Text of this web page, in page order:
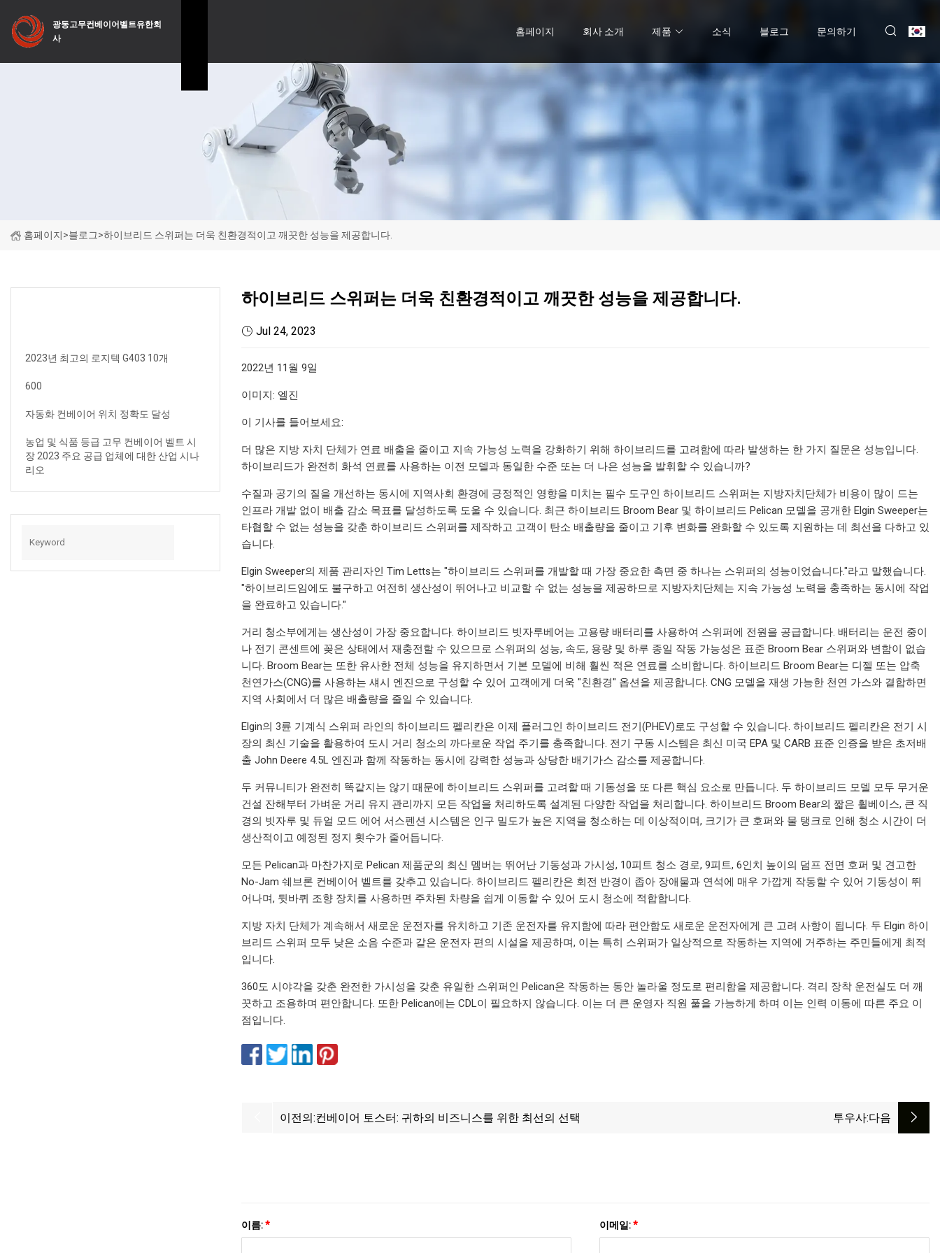
광동고무컨베이어벨트유한회
사
홈페이지 회사 소개 제품 소식 블로그 문의하기
홈페이지>블로그>하이브리드 스위퍼는 더욱 친환경적이고 깨끗한 성능을 제공합니다.
2023년 최고의 로지텍 G403 10개
600
자동화 컨베이어 위치 정확도 달성
농업 및 식품 등급 고무 컨베이어 벨트 시
장 2023 주요 공급 업체에 대한 산업 시나
리오
하이브리드 스위퍼는 더욱 친환경적이고 깨끗한 성능을 제공합니다.
Jul 24, 2023
2022년 11월 9일
이미지: 엘진
이 기사를 들어보세요:
더 많은 지방 자치 단체가 연료 배출을 줄이고 지속 가능성 노력을 강화하기 위해 하이브리드를 고려함에 따라 발생하는 한 가지 질문은 성능입니다.
하이브리드가 완전히 화석 연료를 사용하는 이전 모델과 동일한 수준 또는 더 나은 성능을 발휘할 수 있습니까?
수질과 공기의 질을 개선하는 동시에 지역사회 환경에 긍정적인 영향을 미치는 필수 도구인 하이브리드 스위퍼는 지방자치단체가 비용이 많이 드는
인프라 개발 없이 배출 감소 목표를 달성하도록 도울 수 있습니다. 최근 하이브리드 Broom Bear 및 하이브리드 Pelican 모델을 공개한 Elgin Sweeper는
타협할 수 없는 성능을 갖춘 하이브리드 스위퍼를 제작하고 고객이 탄소 배출량을 줄이고 기후 변화를 완화할 수 있도록 지원하는 데 최선을 다하고 있
습니다.
Elgin Sweeper의 제품 관리자인 Tim Letts는 "하이브리드 스위퍼를 개발할 때 가장 중요한 측면 중 하나는 스위퍼의 성능이었습니다."라고 말했습니다.
"하이브리드임에도 불구하고 여전히 생산성이 뛰어나고 비교할 수 없는 성능을 제공하므로 지방자치단체는 지속 가능성 노력을 충족하는 동시에 작업
을 완료하고 있습니다."
거리 청소부에게는 생산성이 가장 중요합니다. 하이브리드 빗자루베어는 고용량 배터리를 사용하여 스위퍼에 전원을 공급합니다. 배터리는 운전 중이
나 전기 콘센트에 꽂은 상태에서 재충전할 수 있으므로 스위퍼의 성능, 속도, 용량 및 하루 종일 작동 가능성은 표준 Broom Bear 스위퍼와 변함이 없습
니다. Broom Bear는 또한 유사한 전체 성능을 유지하면서 기본 모델에 비해 훨씬 적은 연료를 소비합니다. 하이브리드 Broom Bear는 디젤 또는 압축
천연가스(CNG)를 사용하는 섀시 엔진으로 구성할 수 있어 고객에게 더욱 "친환경" 옵션을 제공합니다. CNG 모델을 재생 가능한 천연 가스와 결합하면
지역 사회에서 더 많은 배출량을 줄일 수 있습니다.
Elgin의 3륜 기계식 스위퍼 라인의 하이브리드 펠리칸은 이제 플러그인 하이브리드 전기(PHEV)로도 구성할 수 있습니다. 하이브리드 펠리칸은 전기 시
장의 최신 기술을 활용하여 도시 거리 청소의 까다로운 작업 주기를 충족합니다. 전기 구동 시스템은 최신 미국 EPA 및 CARB 표준 인증을 받은 초저배
출 John Deere 4.5L 엔진과 함께 작동하는 동시에 강력한 성능과 상당한 배기가스 감소를 제공합니다.
두 커뮤니티가 완전히 똑같지는 않기 때문에 하이브리드 스위퍼를 고려할 때 기동성을 또 다른 핵심 요소로 만듭니다. 두 하이브리드 모델 모두 무거운
건설 잔해부터 가벼운 거리 유지 관리까지 모든 작업을 처리하도록 설계된 다양한 작업을 처리합니다. 하이브리드 Broom Bear의 짧은 휠베이스, 큰 직
경의 빗자루 및 듀얼 모드 에어 서스펜션 시스템은 인구 밀도가 높은 지역을 청소하는 데 이상적이며, 크기가 큰 호퍼와 물 탱크로 인해 청소 시간이 더
생산적이고 예정된 정지 횟수가 줄어듭니다.
모든 Pelican과 마찬가지로 Pelican 제품군의 최신 멤버는 뛰어난 기동성과 가시성, 10피트 청소 경로, 9피트, 6인치 높이의 덤프 전면 호퍼 및 견고한
No-Jam 쉐브론 컨베이어 벨트를 갖추고 있습니다. 하이브리드 펠리칸은 회전 반경이 좁아 장애물과 연석에 매우 가깝게 작동할 수 있어 기동성이 뛰
어나며, 뒷바퀴 조향 장치를 사용하면 주차된 차량을 쉽게 이동할 수 있어 도시 청소에 적합합니다.
지방 자치 단체가 계속해서 새로운 운전자를 유치하고 기존 운전자를 유지함에 따라 편안함도 새로운 운전자에게 큰 고려 사항이 됩니다. 두 Elgin 하이
브리드 스위퍼 모두 낮은 소음 수준과 같은 운전자 편의 시설을 제공하며, 이는 특히 스위퍼가 일상적으로 작동하는 지역에 거주하는 주민들에게 최적
입니다.
360도 시야각을 갖춘 완전한 가시성을 갖춘 유일한 스위퍼인 Pelican은 작동하는 동안 놀라울 정도로 편리함을 제공합니다. 격리 장착 운전실도 더 깨
끗하고 조용하며 편안합니다. 또한 Pelican에는 CDL이 필요하지 않습니다. 이는 더 큰 운영자 직원 풀을 가능하게 하며 이는 인력 이동에 따른 주요 이
점입니다.
이전의:컨베이어 토스터: 귀하의 비즈니스를 위한 최선의 선택 투우사:다음
이름:* 이메일:*